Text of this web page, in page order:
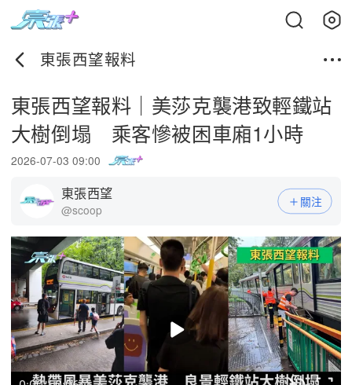
東張西望報料
東張西望報料｜美莎克襲港致輕鐵站
大樹倒塌 乘客慘被困車廂1小時
2026-07-03 09:00
東張西望
@scoop
關注